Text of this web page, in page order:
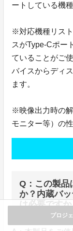
プロジ
ートしている機種
※対応機種リス
スがType-Cポー
ていることがご
バイスからディ
ます。
※映像出力時の
モニター等）の
Q：この製品
か？内蔵バ
は必要です